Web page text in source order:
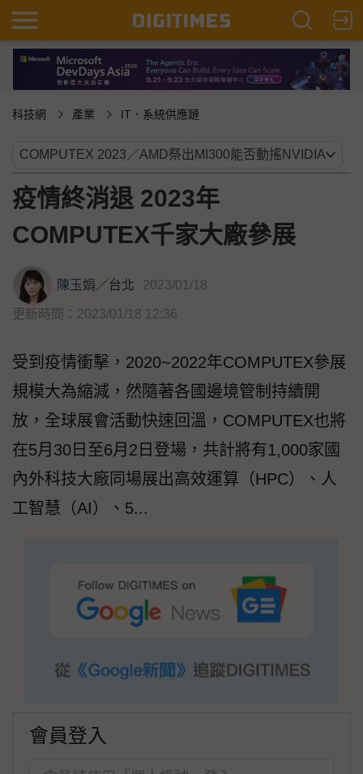
科技網 產業 IT．系統供應鏈
疫情終消退 2023年
COMPUTEX千家大廠參展
陳玉娟／台北 2023/01/18
更新時間：2023/01/18 12:36
受到疫情衝擊，2020~2022年COMPUTEX參展
規模大為縮減，然隨著各國邊境管制持續開
放，全球展會活動快速回溫，COMPUTEX也將
在5月30日至6月2日登場，共計將有1,000家國
內外科技大廠同場展出高效運算（HPC）、人
工智慧（AI）、5...
會員登入